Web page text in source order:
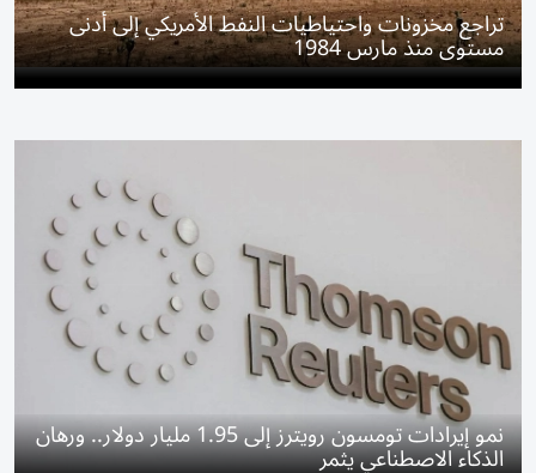
تراجع مخزونات واحتياطيات النفط الأمريكي إلى أدنى
مستوى منذ مارس 1984
نمو إيرادات تومسون رويترز إلى 1.95 مليار دولار.. ورهان
الذكاء الاصطناعي يثمر